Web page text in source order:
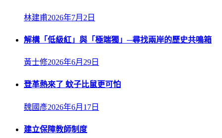
林建甫2026年7月2日
解構「低級紅」與「極端獨」─尋找兩岸的歷史共鳴箱
黃士修2026年6月29日
登革熱來了 蚊子比鼠更可怕
魏國彥2026年6月17日
建立保障教師制度